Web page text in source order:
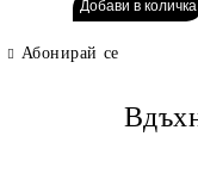
Абонирай се